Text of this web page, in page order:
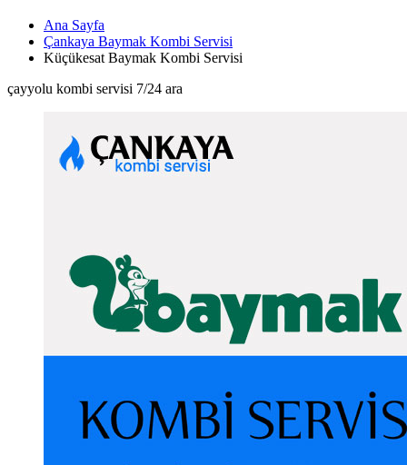
Ana Sayfa
Çankaya Baymak Kombi Servisi
Küçükesat Baymak Kombi Servisi
çayyolu kombi servisi 7/24 ara